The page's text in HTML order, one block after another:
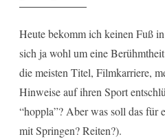
Heute bekomm ich keinen Fuß
sich ja wohl um eine
die meisten Titel, Filmkarriere,
Hinweise auf ihren Sport
“hoppla”? Aber was soll das für
mit Springen? Reiten?).